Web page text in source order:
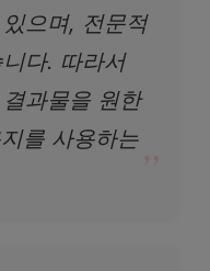
으며, 전문적
다. 따라서
과물을 원한
를 사용하는